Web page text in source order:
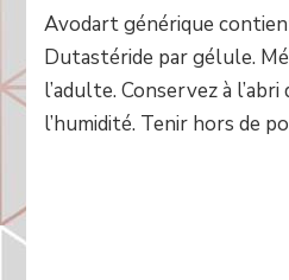
Avodart générique
Dutastéride par gélule.
l’adulte. Conservez à
l’humidité. Tenir hors de